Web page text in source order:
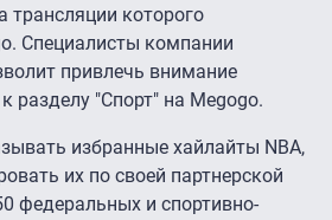
трансляции которого
Специалисты компании
привлечь внимание
разделу "Спорт" на Megogo.
избранные хайлайты NBA,
их по своей партнерской
федеральных и спортивно-